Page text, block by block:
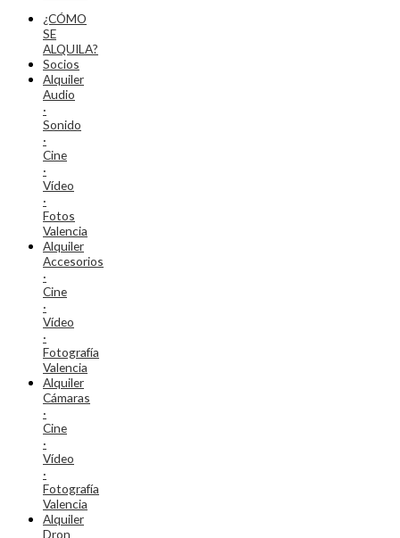
¿CÓMO
SE
ALQUILA?
Socios
Alquiler
Audio
·
Sonido
·
Cine
·
Vídeo
·
Fotos
Valencia
Alquiler
Accesorios
·
Cine
·
Vídeo
·
Fotografía
Valencia
Alquiler
Cámaras
·
Cine
·
Vídeo
·
Fotografía
Valencia
Alquiler
Dron